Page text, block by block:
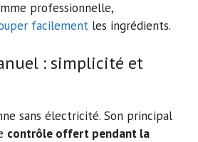
professionnelle,
facilement les ingrédients.
: simplicité et
sans électricité. Son principal
contrôle offert pendant la